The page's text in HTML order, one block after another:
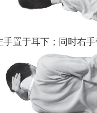
置于耳下；同时右